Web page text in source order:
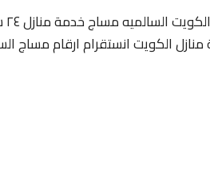
الكويت انستقرام ارقام مساج